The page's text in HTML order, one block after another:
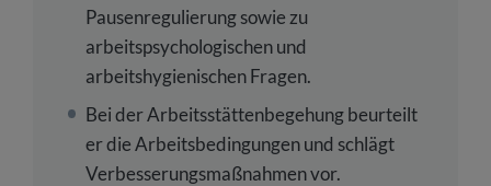
Pausenregulierung sowie zu
arbeitspsychologischen und
arbeitshygienischen Fragen.
Bei der Arbeitsstättenbegehung beurteilt
er die Arbeitsbedingungen und schlägt
Verbesserungsmaßnahmen vor.